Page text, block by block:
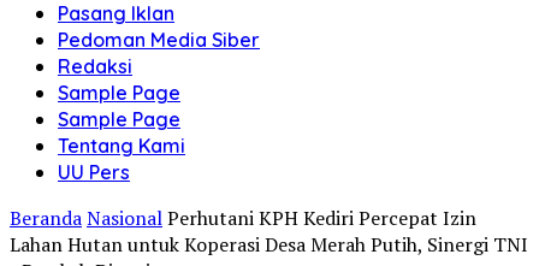
Pasang Iklan
Pedoman Media Siber
Redaksi
Sample Page
Sample Page
Tentang Kami
UU Pers
BerandaNasionalPerhutani KPH Kediri Percepat Izin
Lahan Hutan untuk Koperasi Desa Merah Putih, Sinergi TNI